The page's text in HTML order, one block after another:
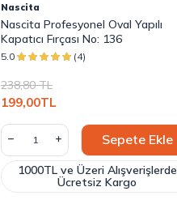
Nascita
Nascita Profesyonel Oval Yapılı
Kapatıcı Fırçası No: 136
5.0 (4)
238,80TL
199,00TL
Sepete Ekle
1000TL ve Üzeri Alışverişlerde
Ücretsiz Kargo